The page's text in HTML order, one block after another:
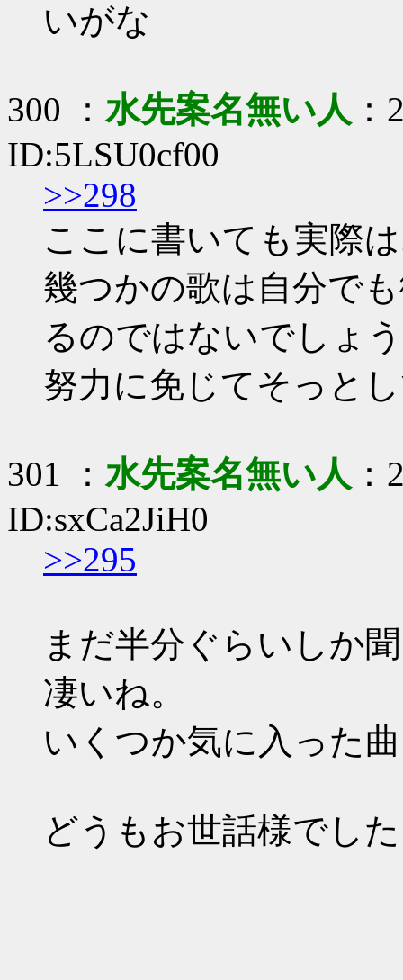
いがな
300 ：水先案名無い人
ID:5LSU0cf00
>>298
ここに書いても実際
幾つかの歌は自分で
るのではないでしょ
努力に免じてそっと
301 ：水先案名無い人
ID:sxCa2JiH0
>>295
まだ半分ぐらいしか
凄いね。
いくつか気に入った
どうもお世話様でし